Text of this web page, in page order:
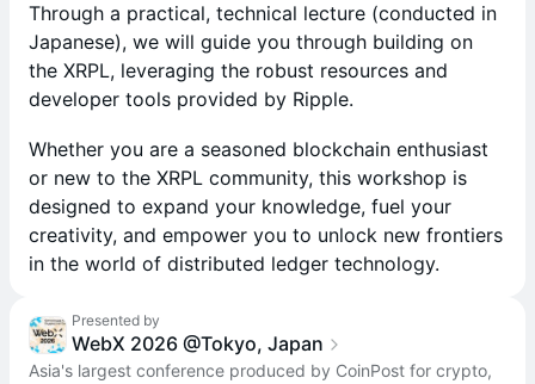
Through a practical, technical lecture (conducted in
Japanese), we will guide you through building on
the XRPL, leveraging the robust resources and
developer tools provided by Ripple.
Whether you are a seasoned blockchain enthusiast
or new to the XRPL community, this workshop is
designed to expand your knowledge, fuel your
creativity, and empower you to unlock new frontiers
in the world of distributed ledger technology.
Presented by
WebX 2026 @Tokyo, Japan
Asia's largest conference produced by CoinPost for crypto,